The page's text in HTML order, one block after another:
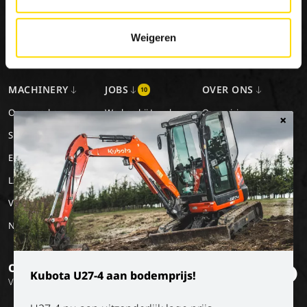
Weigeren
×
Kubota U27-4 aan bodemprijs!
MACHINERY
Onze merken
Special Applications
Eco Applications
LX Used Equipment
Verhuurpartners
New old stock
JOBS 10
Werken bij Luyckx
Stage/vakantiejob
OVER ONS
Onze visie
Onze missie
Geschiedenis
Op de hoogte blijven?
Volg onze socials